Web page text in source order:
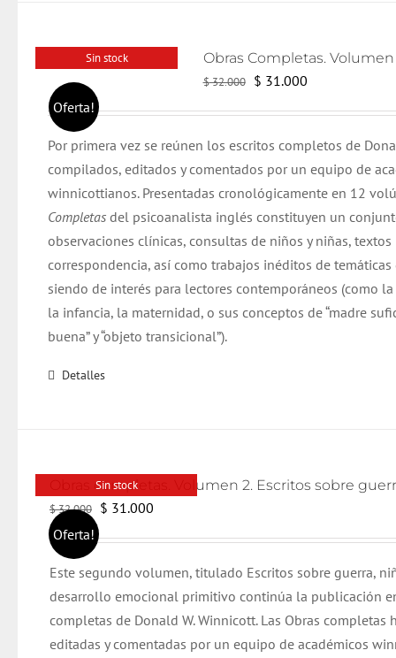
Sin stock
Oferta!
$32.000
El
era:
$ 32.000.
$ 31.000El
es:
$ 31.000.
Por primera vez se reúnen los escritos completos de
compilados, editados y comentados por un equipo de
winnicottianos. Presentadas cronológicamente en 12
Completasdel psicoanalista inglés constituyen un
observaciones clínicas, consultas de niños y niñas,
correspondencia, así como trabajos inéditos de
siendo de interés para lectores contemporáneos (como
la infancia, la maternidad, o sus conceptos de “madre
buena” y “objeto transicional”).
Detalles
Sin stock
Oferta!
$32.000 El
precio
era:
$ 32.000.
$ 31.000El
es:
$ 31.000.
Este segundo volumen, titulado Escritos sobre guerra,
desarrollo emocional primitivo continúa la publicación
completas de Donald W. Winnicott. Las Obras completas
editadas y comentadas por un equipo de académicos